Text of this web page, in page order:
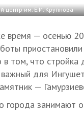
центр им. Е.И. Крупнова
время — осенью
в том, что
важный для
—
города занимают